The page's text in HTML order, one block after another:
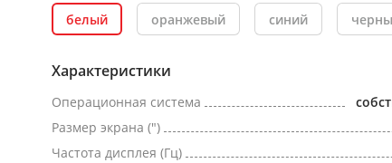
белый оранжевый синий
Характеристики
Операционная система
Размер экрана (")
Частота дисплея (Гц)